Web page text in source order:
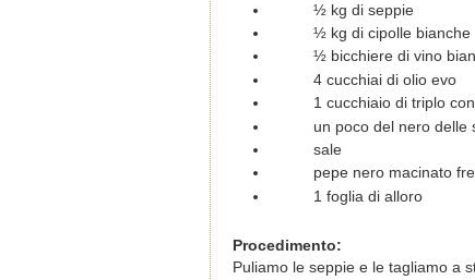
½ kg di seppie
½ kg di cipolle bianche
½ bicchiere di vino
4 cucchiai di olio evo
1 cucchiaio di triplo
un poco del nero delle
sale
pepe nero macinato
1 foglia di alloro
Procedimento:
Puliamo le seppie e le tagliamo a